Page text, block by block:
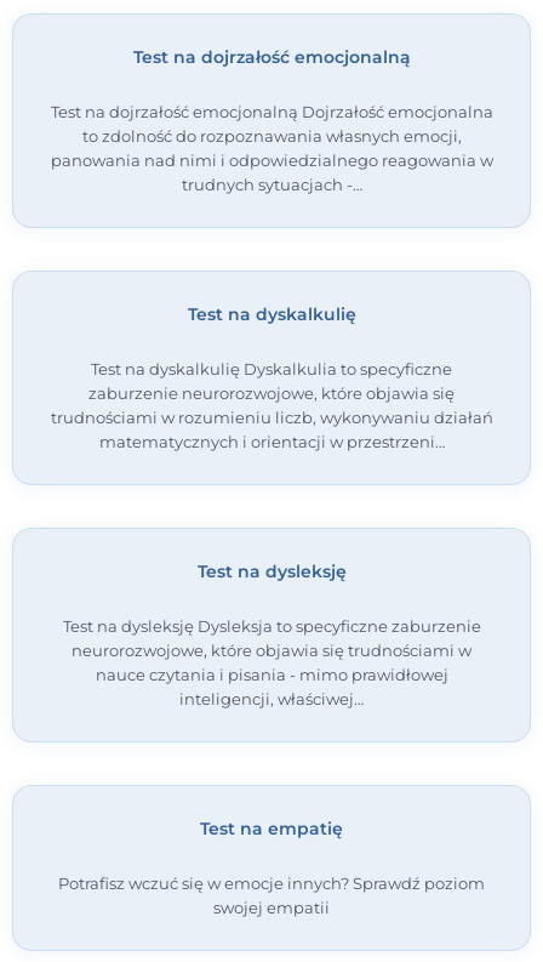
Test na dojrzałość emocjonalną
Test na dojrzałość emocjonalną Dojrzałość emocjonalna
to zdolność do rozpoznawania własnych emocji,
panowania nad nimi i odpowiedzialnego reagowania w
trudnych sytuacjach -…
Test na dyskalkulię
Test na dyskalkulię Dyskalkulia to specyficzne
zaburzenie neurorozwojowe, które objawia się
trudnościami w rozumieniu liczb, wykonywaniu działań
matematycznych i orientacji w przestrzeni…
Test na dysleksję
Test na dysleksję Dysleksja to specyficzne zaburzenie
neurorozwojowe, które objawia się trudnościami w
nauce czytania i pisania - mimo prawidłowej
inteligencji, właściwej…
Test na empatię
Potrafisz wczuć się w emocje innych? Sprawdź poziom
swojej empatii